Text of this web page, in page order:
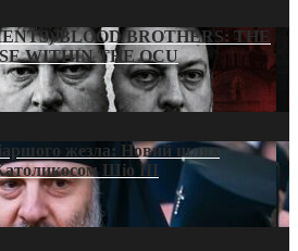
BLOOD BROTHERS: THE
WITHIN THE OCU
жезла: Новий шлях
Шіо III